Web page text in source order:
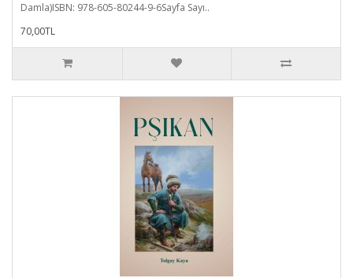
Damla)ISBN: 978-605-80244-9-6Sayfa Sayı..
70,00TL